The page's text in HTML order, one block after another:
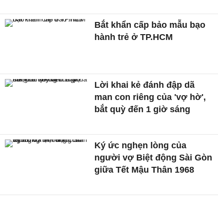
Bắt khẩn cấp bảo mẫu bạo
hành trẻ ở TP.HCM
Lời khai kẻ đánh đập dã
man con riêng của 'vợ hờ',
bắt quỳ đến 1 giờ sáng
Ký ức nghẹn lòng của
người vợ Biệt động Sài Gòn
giữa Tết Mậu Thân 1968